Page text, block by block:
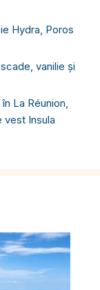
Hydra, Poros
vanilie și
La Réunion,
vest Insula